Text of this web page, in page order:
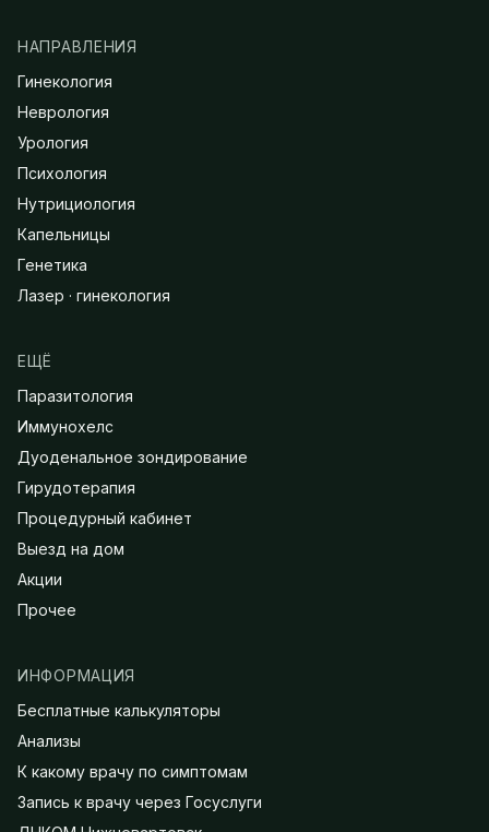
НАПРАВЛЕНИЯ
Гинекология
Неврология
Урология
Психология
Нутрициология
Капельницы
Генетика
Лазер · гинекология
ЕЩЁ
Паразитология
Иммунохелс
Дуоденальное зондирование
Гирудотерапия
Процедурный кабинет
Выезд на дом
Акции
Прочее
ИНФОРМАЦИЯ
Бесплатные калькуляторы
Анализы
К какому врачу по симптомам
Запись к врачу через Госуслуги